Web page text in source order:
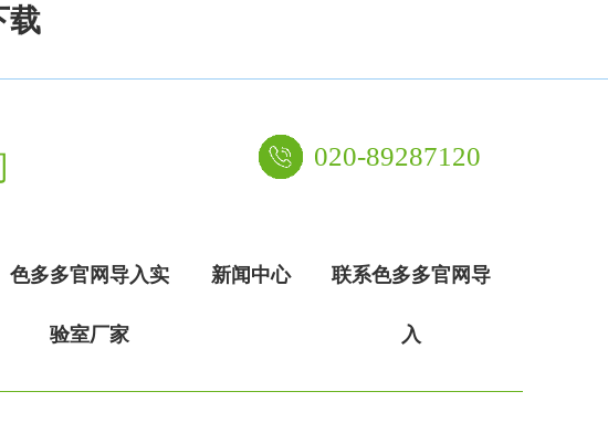
载
020-89287120
色多多官网导入实
验室厂家
新闻中心 联系色多多官网导
入